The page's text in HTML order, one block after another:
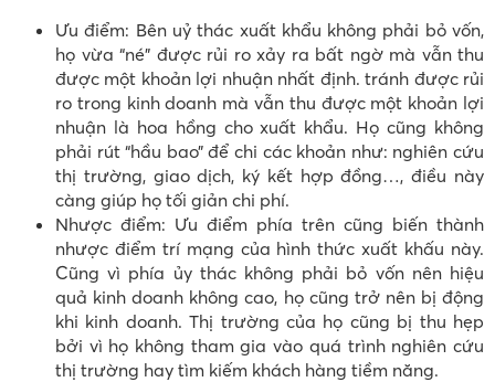
Ưu điểm: Bên uỷ thác xuất khẩu không phải bỏ vốn,
họ vừa “né” được rủi ro xảy ra bất ngờ mà vẫn thu
được một khoản lợi nhuận nhất định. tránh được rủi
ro trong kinh doanh mà vẫn thu được một khoản lợi
nhuận là hoa hồng cho xuất khẩu. Họ cũng không
phải rút “hầu bao” để chi các khoản như: nghiên cứu
thị trường, giao dịch, ký kết hợp đồng…, điều này
càng giúp họ tối giản chi phí.
Nhược điểm: Ưu điểm phía trên cũng biến thành
nhược điểm trí mạng của hình thức xuất khấu này.
Cũng vì phía ủy thác không phải bỏ vốn nên hiệu
quả kinh doanh không cao, họ cũng trở nên bị động
khi kinh doanh. Thị trường của họ cũng bị thu hẹp
bởi vì họ không tham gia vào quá trình nghiên cứu
thị trường hay tìm kiếm khách hàng tiềm năng.